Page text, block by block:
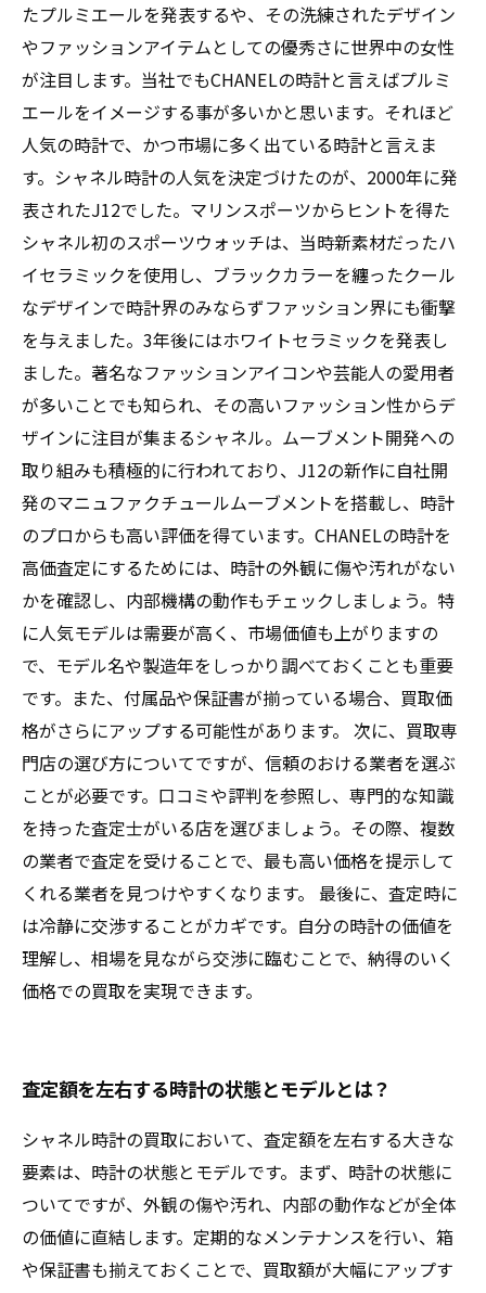
たプルミエールを発表するや、その洗練されたデザイン
やファッションアイテムとしての優秀さに世界中の女性
が注目します。当社でもCHANELの時計と言えばプルミ
エールをイメージする事が多いかと思います。それほど
人気の時計で、かつ市場に多く出ている時計と言えま
す。シャネル時計の人気を決定づけたのが、2000年に発
表されたJ12でした。マリンスポーツからヒントを得た
シャネル初のスポーツウォッチは、当時新素材だったハ
イセラミックを使用し、ブラックカラーを纏ったクール
なデザインで時計界のみならずファッション界にも衝撃
を与えました。3年後にはホワイトセラミックを発表し
ました。著名なファッションアイコンや芸能人の愛用者
が多いことでも知られ、その高いファッション性からデ
ザインに注目が集まるシャネル。ムーブメント開発への
取り組みも積極的に行われており、J12の新作に自社開
発のマニュファクチュールムーブメントを搭載し、時計
のプロからも高い評価を得ています。CHANELの時計を
高価査定にするためには、時計の外観に傷や汚れがない
かを確認し、内部機構の動作もチェックしましょう。特
に人気モデルは需要が高く、市場価値も上がりますの
で、モデル名や製造年をしっかり調べておくことも重要
です。また、付属品や保証書が揃っている場合、買取価
格がさらにアップする可能性があります。 次に、買取専
門店の選び方についてですが、信頼のおける業者を選ぶ
ことが必要です。口コミや評判を参照し、専門的な知識
を持った査定士がいる店を選びましょう。その際、複数
の業者で査定を受けることで、最も高い価格を提示して
くれる業者を見つけやすくなります。 最後に、査定時に
は冷静に交渉することがカギです。自分の時計の価値を
理解し、相場を見ながら交渉に臨むことで、納得のいく
価格での買取を実現できます。
査定額を左右する時計の状態とモデルとは？
シャネル時計の買取において、査定額を左右する大きな
要素は、時計の状態とモデルです。まず、時計の状態に
ついてですが、外観の傷や汚れ、内部の動作などが全体
の価値に直結します。定期的なメンテナンスを行い、箱
や保証書も揃えておくことで、買取額が大幅にアップす